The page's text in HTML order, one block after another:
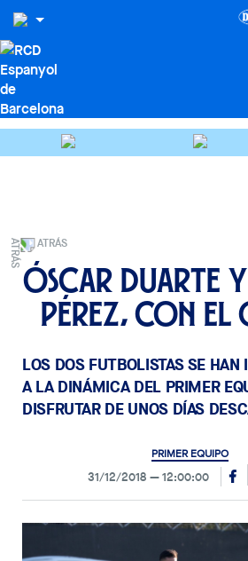
ATRÁS
Óscar Duarte y
Pérez, con
LOS DOS FUTBOLISTAS SE HAN
A LA DINÁMICA DEL PRIMER
DISFRUTAR DE UNOS DÍAS
PRIMER EQUIPO
31/12/2018 12:00:00